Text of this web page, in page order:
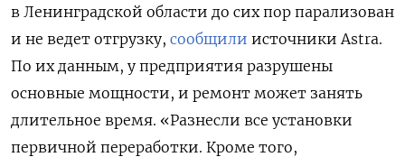
в Ленинградской области до сих пор парализован
и не ведет отгрузку, сообщили источники Astra.
По их данным, у предприятия разрушены
основные мощности, и ремонт может занять
длительное время. «Разнесли все установки
первичной переработки. Кроме того,